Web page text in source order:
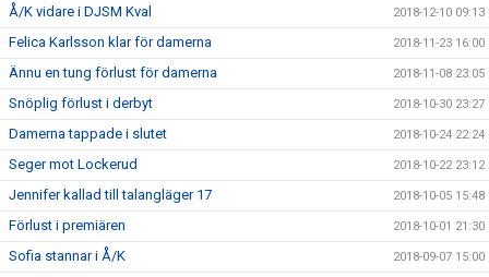
Å/K vidare i DJSM Kval 2018-12-10 09:13
Felica Karlsson klar för damerna 2018-11-23 16:00
Ännu en tung förlust för damerna 2018-11-08 23:05
Snöplig förlust i derbyt 2018-10-30 23:27
Damerna tappade i slutet 2018-10-24 22:24
Seger mot Lockerud 2018-10-22 23:12
Jennifer kallad till talangläger 17 2018-10-05 15:48
Förlust i premiären 2018-10-01 21:30
Sofia stannar i Å/K 2018-09-07 15:00